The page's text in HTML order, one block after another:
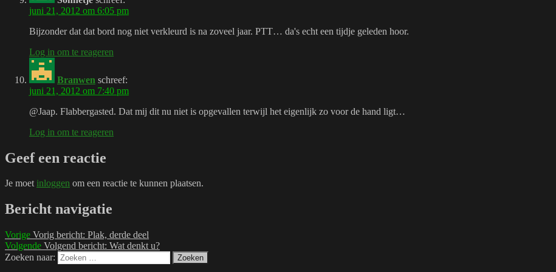
juni 21, 2012 om 6:05 pm
Bijzonder dat dat bord nog niet verkleurd is na zoveel jaar. PTT… da's echt een tijdje geleden hoor.
Log in om te reageren
Branwen schreef:
juni 21, 2012 om 7:40 pm
@Jaap. Flabbergasted. Dat mij dit nu niet is opgevallen terwijl het eigenlijk zo voor de hand ligt…
Log in om te reageren
Geef een reactie
Je moetinloggen om een reactie te kunnen plaatsen.
Bericht navigatie
Vorige Vorig bericht: Plak, derde deel
Volgende Volgend bericht: Wat denkt u?
Zoeken naar:
Zoeken